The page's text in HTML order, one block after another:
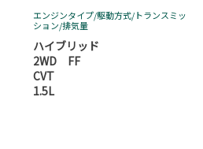
エンジンタイプ/駆動方式/トランスミッ
ション/排気量
ハイブリッド
2WD FF
CVT
1.5L